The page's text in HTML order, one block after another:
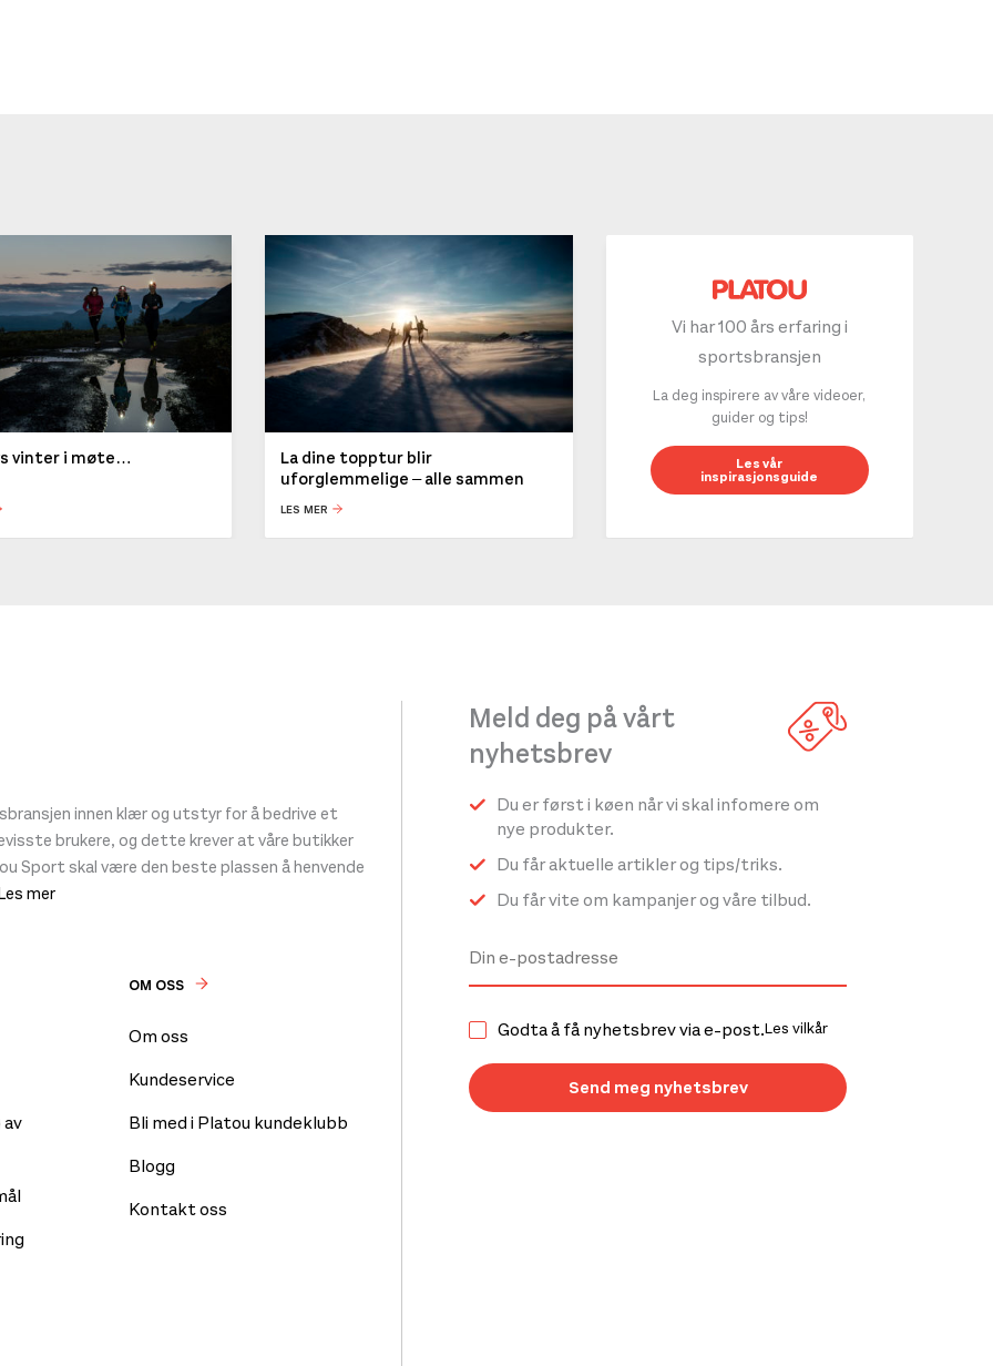
vinter i møte…
La dine topptur blir
uforglemmelige – alle sammen
LES MER
Vi har 100 års erfaring i
sportsbransjen
La deg inspirere av våre videoer,
guider og tips!
Les vår
inspirasjonsguide
innen klær og utstyr for å bedrive et
brukere, og dette krever at våre butikker
Sport skal være den beste plassen å henvende
mer
OM OSS
Om oss
Kundeservice
Bli med i Platou kundeklubb
Blogg
Kontakt oss
Meld deg på vårt
nyhetsbrev
Du er først i køen når vi skal infomere om
nye produkter.
Du får aktuelle artikler og tips/triks.
Du får vite om kampanjer og våre tilbud.
Godta å få nyhetsbrev via e-post.Les vilkår